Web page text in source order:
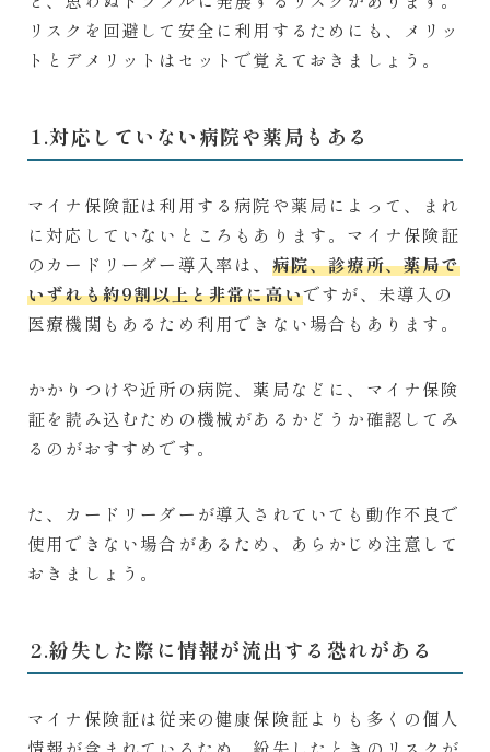
リスクを回避して安全に利用するためにも、メリッ
トとデメリットはセットで覚えておきましょう。
1.対応していない病院や薬局もある
マイナ保険証は利用する病院や薬局によって、まれ
に対応していないところもあります。マイナ保険証
のカードリーダー導入率は、 病院、診療所、薬局で
いずれも約9割以上と非常に高いですが、未導入の
医療機関もあるため利用できない場合もあります。
かかりつけや近所の病院、薬局などに、マイナ保険
証を読み込むための機械があるかどうか確認してみ
るのがおすすめです。
た、カードリーダーが導入されていても動作不良で
使用できない場合があるため、あらかじめ注意して
おきましょう。
2.紛失した際に情報が流出する恐れがある
マイナ保険証は従来の健康保険証よりも多くの個人